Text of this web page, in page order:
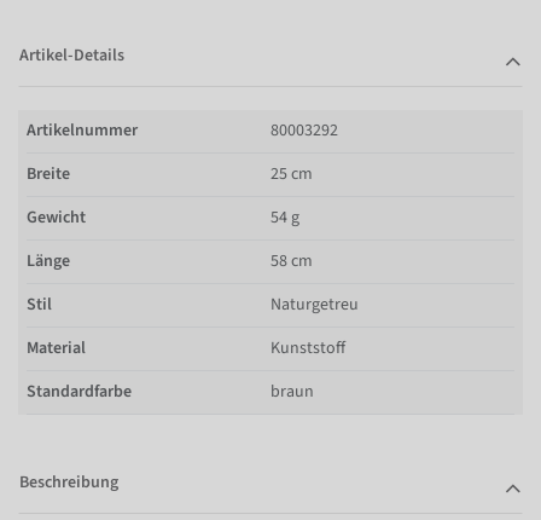
Artikel-Details
Artikelnummer
80003292
Breite
25 cm
Gewicht
54 g
Länge
58 cm
Stil
Naturgetreu
Material
Kunststoff
Standardfarbe
braun
Beschreibung